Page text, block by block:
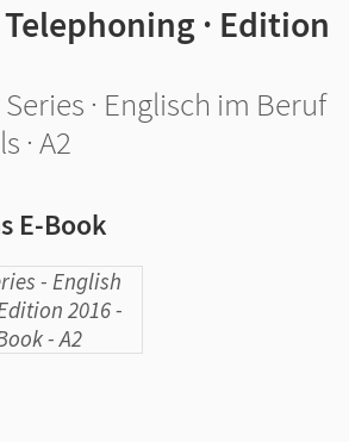
· Edition
· Englisch im Beruf
· A2
E-Book